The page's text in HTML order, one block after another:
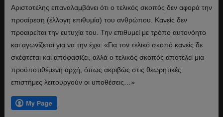
Αριστοτέλης επαναλαμβάνει ότι ο τελικός σκοπός δεν αφορά την
προαίρεση (έλλογη επιθυμία) του ανθρώπου. Κανείς δεν
προαιρείται την ευτυχία του. Την επιθυμεί με τρόπο αυτονόητο
και αγωνίζεται για να την έχει: «Για τον τελικό σκοπό κανείς δε
σκέφτεται και αποφασίζει, αλλά ο τελικός σκοπός αποτελεί μια
προϋποτιθέμενη αρχή, όπως ακριβώς στις θεωρητικές
επιστήμες λειτουργούν οι υποθέσεις…»